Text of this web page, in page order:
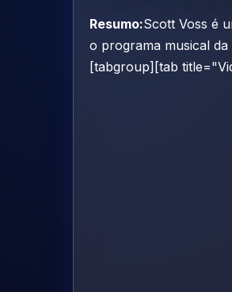
Resumo:Scott Voss é
o programa musical
[tabgroup][tab